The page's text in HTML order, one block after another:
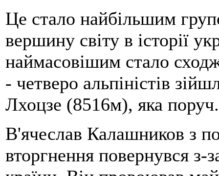
Це стало найбільшим
вершину світу в історії
наймасовішим стало
- четверо альпіністів
Лхоцзе (8516м), яка
В'ячеслав Калашников з
вторгнення повернувся з-